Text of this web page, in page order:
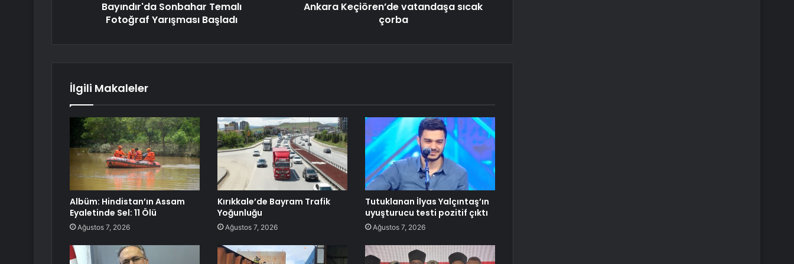
Bayındır'da Sonbahar Temalı
Fotoğraf Yarışması Başladı
Ankara Keçiören’de vatandaşa sıcak
çorba
İlgili Makaleler
Albüm: Hindistan’ın Assam
Eyaletinde Sel: 11 Ölü
Ağustos 7, 2026
Kırıkkale’de Bayram Trafik
Yoğunluğu
Ağustos 7, 2026
Tutuklanan İlyas Yalçıntaş’ın
uyuşturucu testi pozitif çıktı
Ağustos 7, 2026